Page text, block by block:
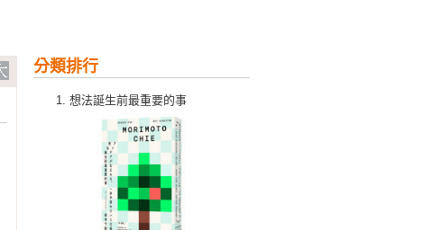
分類排行
想法誕生前最重要的事